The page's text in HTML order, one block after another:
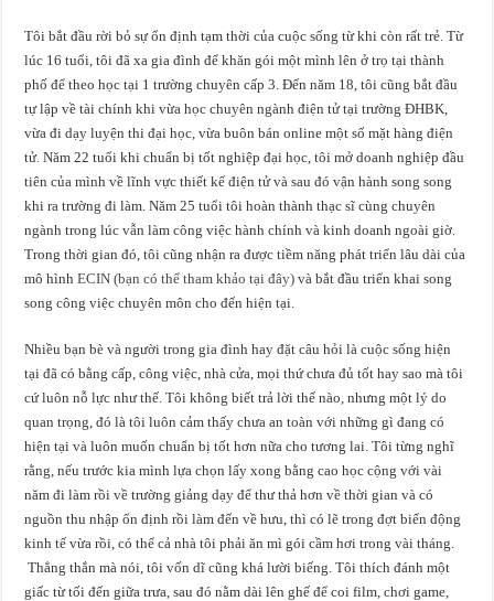
Tôi bắt đầu rời bỏ sự ổn định tạm thời của cuộc sống từ khi còn rất trẻ. Từ
lúc 16 tuổi, tôi đã xa gia đình để khăn gói một mình lên ở trọ tại thành
phố để theo học tại 1 trường chuyên cấp 3. Đến năm 18, tôi cũng bắt đầu
tự lập về tài chính khi vừa học chuyên ngành điện tử tại trường ĐHBK,
vừa đi dạy luyện thi đại học, vừa buôn bán online một số mặt hàng điện
tử. Năm 22 tuổi khi chuẩn bị tốt nghiệp đại học, tôi mở doanh nghiệp đầu
tiên của mình về lĩnh vực thiết kế điện tử và sau đó vận hành song song
khi ra trường đi làm. Năm 25 tuổi tôi hoàn thành thạc sĩ cùng chuyên
ngành trong lúc vẫn làm công việc hành chính và kinh doanh ngoài giờ.
Trong thời gian đó, tôi cũng nhận ra được tiềm năng phát triển lâu dài của
mô hìnhECIN (bạn có thể tham khảo tại đây) và bắt đầu triển khai song
song công việc chuyên môn cho đến hiện tại.
Nhiều bạn bè và người trong gia đình hay đặt câu hỏi là cuộc sống hiện
tại đã có bằng cấp, công việc, nhà cửa, mọi thứ chưa đủ tốt hay sao mà tôi
cứ luôn nỗ lực như thế. Tôi không biết trả lời thế nào, nhưng một lý do
quan trọng, đó là tôi luôn cảm thấy chưa an toàn với những gì đang có
hiện tại và luôn muốn chuẩn bị tốt hơn nữa cho tương lai. Tôi từng nghĩ
rằng, nếu trước kia mình lựa chọn lấy xong bằng cao học cộng với vài
năm đi làm rồi về trường giảng dạy để thư thả hơn về thời gian và có
nguồn thu nhập ổn định rồi làm đến về hưu, thì có lẽ trong đợt biến động
kinh tế vừa rồi, có thể cả nhà tôi phải ăn mì gói cầm hơi trong vài tháng.
Thẳng thắn mà nói, tôi vốn dĩ cũng khá lười biếng. Tôi thích đánh một
giấc từ tối đến giữa trưa, sau đó nằm dài lên ghế để coi film, chơi game,